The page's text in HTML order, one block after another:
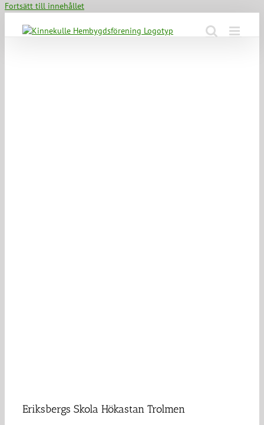
Fortsätt till innehållet
Eriksbergs Skola Hökastan Trolmen